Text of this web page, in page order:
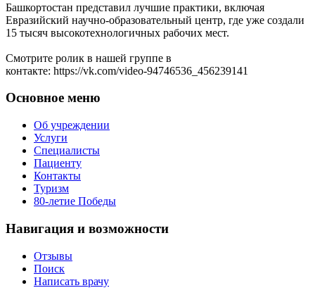
Башкортостан представил лучшие практики, включая
Евразийский научно-образовательный центр, где уже создали
15 тысяч высокотехнологичных рабочих мест.
Смотрите ролик в нашей группе в
контакте: https://vk.com/video-94746536_456239141
Основное меню
Об учреждении
Услуги
Специалисты
Пациенту
Контакты
Туризм
80-летие Победы
Навигация и возможности
Отзывы
Поиск
Написать врачу